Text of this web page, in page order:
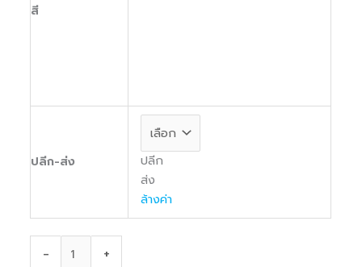
สี
ปลีก-ส่ง
ปลีก
ส่ง
ล้างค่า
- +